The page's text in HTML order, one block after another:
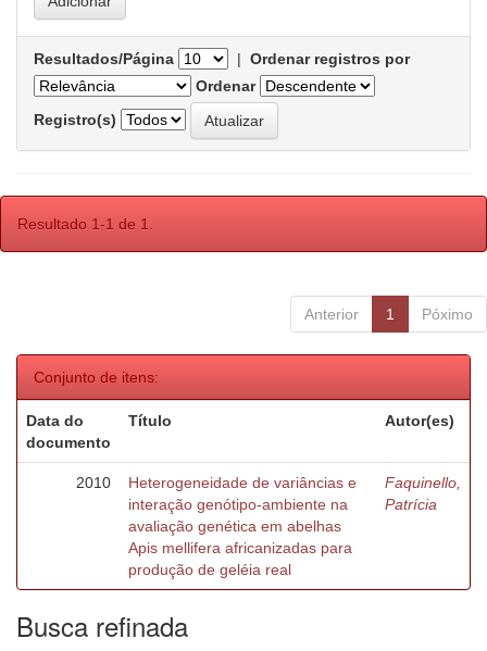
Resultados/Página | Ordenar registros por
Ordenar
Registro(s)
Resultado 1-1 de 1.
Anterior 1 Póximo
Conjunto de itens:
Data do
documento
Título Autor(es)
2010
Heterogeneidade de variâncias e
interação genótipo-ambiente na
avaliação genética em abelhas
Apis mellifera africanizadas para
produção de geléia real
Faquinello,
Patrícia
Busca refinada